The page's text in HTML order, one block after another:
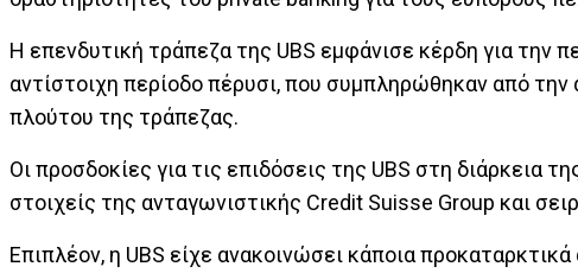
Η επενδυτική τράπεζα της UBS εμφάνισε κέρδη για την
αντίστοιχη περίοδο πέρυσι, που συμπληρώθηκαν από
πλούτου της τράπεζας.
Οι προσδοκίες για τις επιδόσεις της UBS στη διάρκεια
στοιχείς της ανταγωνιστικής Credit Suisse Group και
Επιπλέον, η UBS είχε ανακοινώσει κάποια